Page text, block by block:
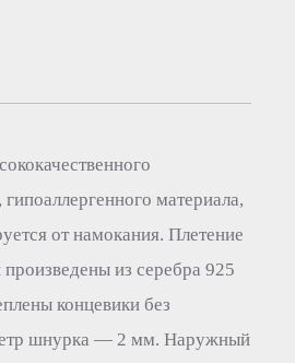
материала,
от намокания. Плетение
из серебра 925
концевики без
шнурка — 2 мм. Наружный